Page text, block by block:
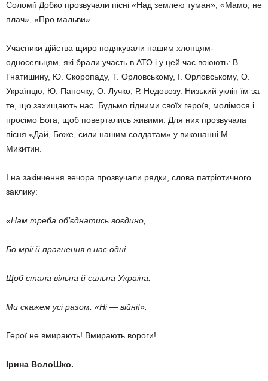
Соломії Добко прозвучали пісні «Над землею туман», «Мамо, не
плач», «Про мальви».
Учасники дійства щиро подякували нашим хлопцям-
односельцям, які брали участь в АТО і у цей час воюють: В.
Гнатишину, Ю. Скоропаду, Т. Орловському, І. Орловському, О.
Українцю, Ю. Паночку, О. Лучко, Р. Недовозу. Низький уклін їм за
те, що захищають нас. Будьмо гідними своїх героїв, молімося і
просімо Бога, щоб повертались живими. Для них прозвучала
пісня «Дай, Боже, сили нашим солдатам» у виконанні М.
Микитин.
І на закінчення вечора прозвучали рядки, слова патріотичного
заклику:
«Нам треба об’єднатись воєдино,
Бо мрії й прагнення в нас одні —
Щоб стала вільна й сильна Україна.
Ми скажем усі разом: «Ні — війні!».
Герої не вмирають! Вмирають вороги!
Ірина ВолоШко.